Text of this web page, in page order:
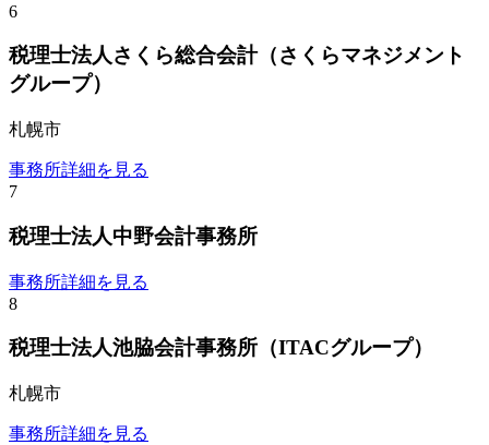
6
税理士法人さくら総合会計（さくらマネジメント
グループ）
札幌市
事務所詳細を見る
7
税理士法人中野会計事務所
事務所詳細を見る
8
税理士法人池脇会計事務所（ITACグループ）
札幌市
事務所詳細を見る